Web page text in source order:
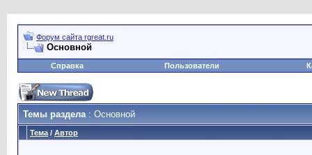
Форум сайта rgreat.ru
Основной
Справка Пользователи
Темы раздела: Основной
Тема / Автор